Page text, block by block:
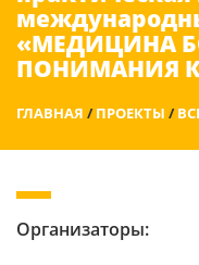
«МЕДИЦИНА
ПОНИМАНИЯ К
ГЛАВНАЯ /ПРОЕКТЫ /
Организаторы: